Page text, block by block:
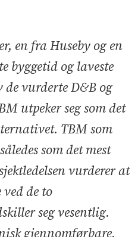
en fra Huseby og en
byggetid og laveste
de vurderte D&B og
utpeker seg som det
TBM som
som det mest
vurderer at
ved de to
seg vesentlig.
gjennomførbare.